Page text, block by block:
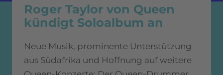
Roger Taylor von Queen
kündigt Soloalbum an
Neue Musik, prominente Unterstützung
aus Südafrika und Hoffnung auf weitere